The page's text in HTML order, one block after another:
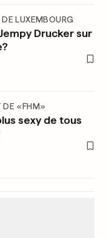
LUXEMBOURG
Drucker sur
DE «FHM»
sexy de tous